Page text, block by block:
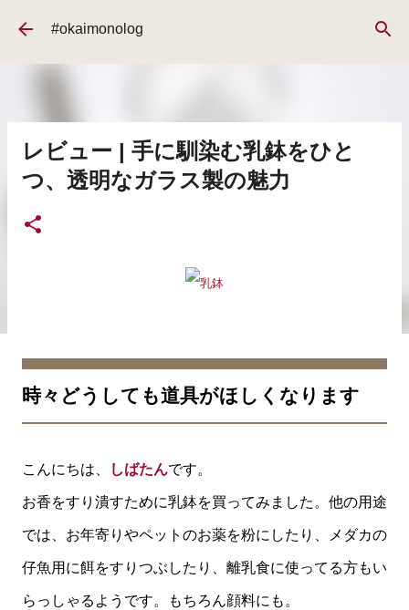
スキップしてメイン コンテンツに移動
#okaimonolog
レビュー | 手に馴染む乳鉢をひと
つ、透明なガラス製の魅力
時々どうしても道具がほしくなります
こんにちは、 しばたんです。
お香をすり潰すために乳鉢を買ってみました。他の用途
では、お年寄りやペットのお薬を粉にしたり、メダカの
仔魚用に餌をすりつぶしたり、離乳食に使ってる方もい
らっしゃるようです。もちろん顔料にも。